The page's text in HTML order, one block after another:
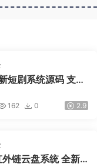
短剧系统源码 支持
162 0 2.9
链云盘系统 全新U